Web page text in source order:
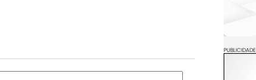
PUBLICIDADE